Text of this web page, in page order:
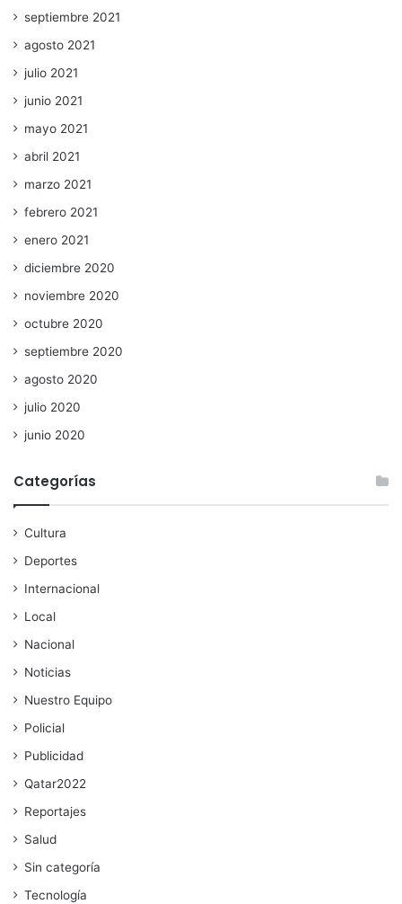
septiembre 2021
agosto 2021
julio 2021
junio 2021
mayo 2021
abril 2021
marzo 2021
febrero 2021
enero 2021
diciembre 2020
noviembre 2020
octubre 2020
septiembre 2020
agosto 2020
julio 2020
junio 2020
Categorías
Cultura
Deportes
Internacional
Local
Nacional
Noticias
Nuestro Equipo
Policial
Publicidad
Qatar2022
Reportajes
Salud
Sin categoría
Tecnología